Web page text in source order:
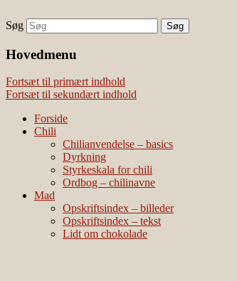
Наши партнеры
лучшие займы
Vivis chili
chili – dyrkning og mad
Søg
Hovedmenu
Fortsæt til primært indhold
Fortsæt til sekundært indhold
Forside
Chili
Chilianvendelse – basics
Dyrkning
Styrkeskala for chili
Ordbog – chilinavne
Mad
Opskriftsindex – billeder
Opskriftsindex – tekst
Lidt om chokolade